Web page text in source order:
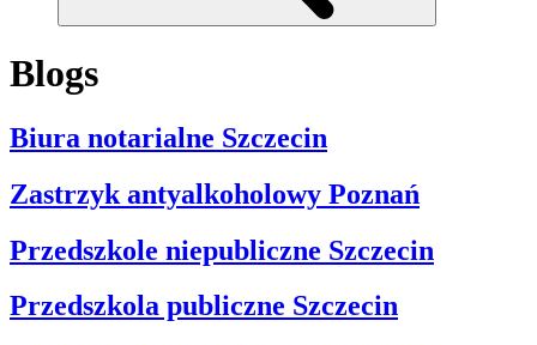
Blogs
Biura notarialne Szczecin
Zastrzyk antyalkoholowy Poznań
Przedszkole niepubliczne Szczecin
Przedszkola publiczne Szczecin